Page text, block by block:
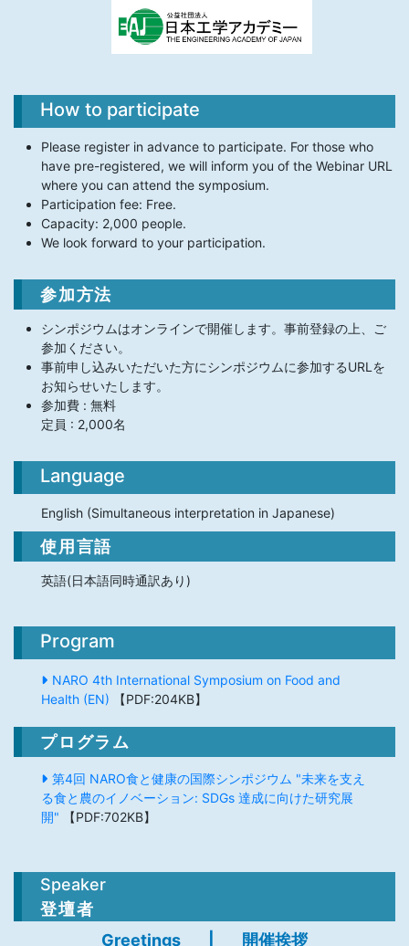
How to participate
Please register in advance to participate. For those who
have pre-registered, we will inform you of the Webinar URL
where you can attend the symposium.
Participation fee: Free.
Capacity: 2,000 people.
We look forward to your participation.
参加方法
シンポジウムはオンラインで開催します。事前登録の上、ご
参加ください。
事前申し込みいただいた方にシンポジウムに参加するURLを
お知らせいたします。
参加費 : 無料
定員 : 2,000名
Language
English (Simultaneous interpretation in Japanese)
使用言語
英語(日本語同時通訳あり)
Program
NARO 4th International Symposium on Food and
Health (EN)
【PDF:204KB】
プログラム
第4回 NARO食と健康の国際シンポジウム "未来を支え
る食と農のイノベーション: SDGs 達成に向けた研究展
開"
【PDF:702KB】
Speaker
登壇者
Greetings
開催挨拶